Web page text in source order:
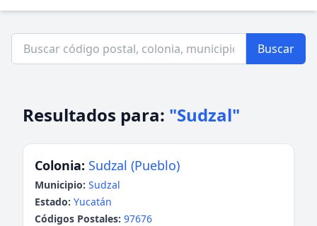
Buscar
Resultados para: "Sudzal"
Colonia: Sudzal (Pueblo)
Municipio: Sudzal
Estado: Yucatán
Códigos Postales: 97676